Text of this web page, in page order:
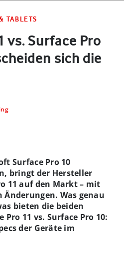
TABLETS
vs. Surface Pro
sich die
Surface Pro 10
bringt der Hersteller
11 auf den Markt – mit
Was genau
bieten die beiden
Pro 11 vs. Surface Pro 10:
der Geräte im